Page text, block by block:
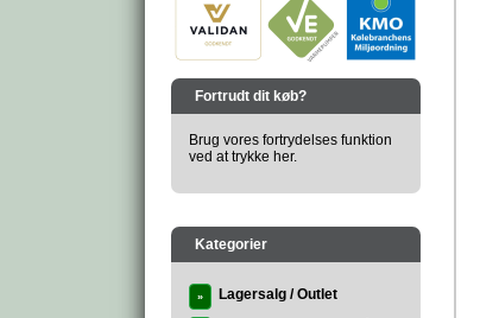
Fortrudt dit køb?
Brug vores fortrydelses funktion
ved at trykke her.
Kategorier
» Lagersalg / Outlet